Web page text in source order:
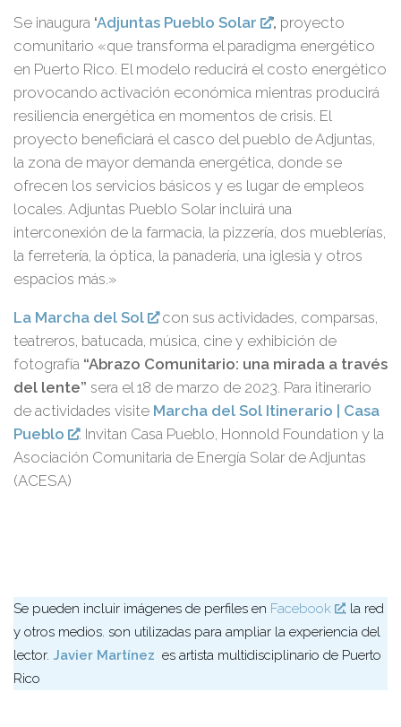
Se inaugura ‘Adjuntas Pueblo Solar ’, proyecto
comunitario «que transforma el paradigma energético
en Puerto Rico. El modelo reducirá el costo energético
provocando activación económica mientras producirá
resiliencia energética en momentos de crisis. El
proyecto beneficiará el casco del pueblo de Adjuntas,
la zona de mayor demanda energética, donde se
ofrecen los servicios básicos y es lugar de empleos
locales. Adjuntas Pueblo Solar incluirá una
interconexión de la farmacia, la pizzería, dos mueblerías,
la ferretería, la óptica, la panadería, una iglesia y otros
espacios más.»
La Marcha del Sol
con sus actividades, comparsas,
teatreros, batucada, música, cine y exhibición de
fotografía “Abrazo Comunitario: una mirada a través
del lente” sera el 18 de marzo de 2023. Para itinerario
de actividades visite Marcha del Sol Itinerario
| Casa
Pueblo
. Invitan Casa Pueblo, Honnold Foundation y la
Asociación Comunitaria de Energía Solar de Adjuntas
(ACESA)
Se pueden incluir imágenes de perfiles en Facebook
, la red
y otros medios. son utilizadas para ampliar la experiencia del
lector. Javier Martínez es artista multidisciplinario de Puerto
Rico